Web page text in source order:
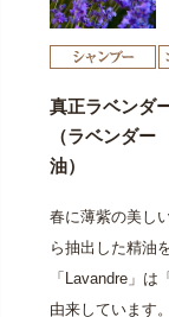
真正ラベンダ
（ラベンダー
油）
春に薄紫の美し
ら抽出した精油
「Lavandre」
由来しています。